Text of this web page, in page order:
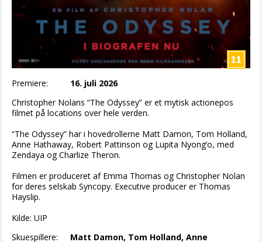
Premiere:
16. juli 2026
Christopher Nolans “The Odyssey” er et mytisk actionepos
filmet på locations over hele verden.
“The Odyssey” har i hovedrollerne Matt Damon, Tom Holland,
Anne Hathaway, Robert Pattinson og Lupita Nyong’o, med
Zendaya og Charlize Theron.
Filmen er produceret af Emma Thomas og Christopher Nolan
for deres selskab Syncopy. Executive producer er Thomas
Hayslip.
Kilde: UIP
Skuespillere:
Matt Damon, Tom Holland, Anne